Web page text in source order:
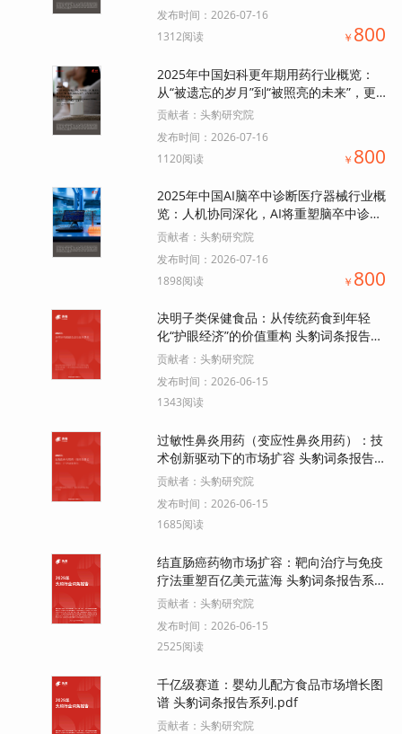
发布时间： 2026-07-16
1312阅读
￥ 800
2025年中国妇科更年期用药行业概览：
从“被遗忘的岁月”到“被照亮的未来”，更
年期用药帮助女性跨越寒冬.pdf
贡献者： 头豹研究院
发布时间： 2026-07-16
1120阅读
￥ 800
2025年中国AI脑卒中诊断医疗器械行业概
览：人机协同深化，AI将重塑脑卒中诊疗
生态链.pdf
贡献者： 头豹研究院
发布时间： 2026-07-16
1898阅读
￥ 800
决明子类保健食品：从传统药食到年轻
化“护眼经济”的价值重构 头豹词条报告系
列.pdf
贡献者： 头豹研究院
发布时间： 2026-06-15
1343阅读
过敏性鼻炎用药（变应性鼻炎用药）：技
术创新驱动下的市场扩容 头豹词条报告
系列.pdf
贡献者： 头豹研究院
发布时间： 2026-06-15
1685阅读
结直肠癌药物市场扩容：靶向治疗与免疫
疗法重塑百亿美元蓝海 头豹词条报告系
列.pdf
贡献者： 头豹研究院
发布时间： 2026-06-15
2525阅读
千亿级赛道：婴幼儿配方食品市场增长图
谱 头豹词条报告系列.pdf
贡献者： 头豹研究院